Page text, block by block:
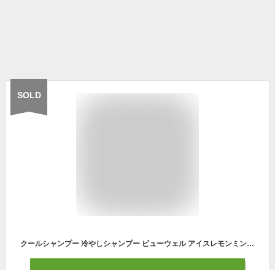
SOLD
クールシャンプー 冷やしシャンプー ビューウェル アイスレモンミント 200ml ひんやりグッズ 冷感グッズ メントール 女性 メンズ